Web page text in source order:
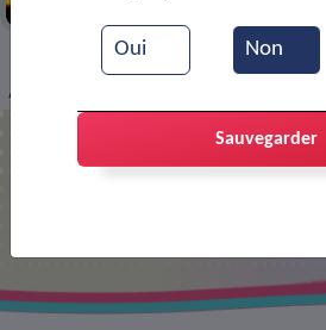
VIE MUNICIPALE >
Affiche : Une page après l'autre (VO)
Oui Non
Sauvegarder